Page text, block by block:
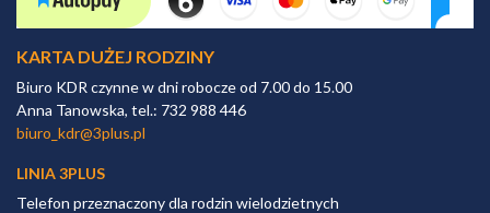
KARTA DUŻEJ RODZINY
Biuro KDR czynne w dni robocze od 7.00 do 15.00
Anna Tanowska, tel.: 732 988 446
biuro_kdr@3plus.pl
LINIA 3PLUS
Telefon przeznaczony dla rodzin wielodzietnych